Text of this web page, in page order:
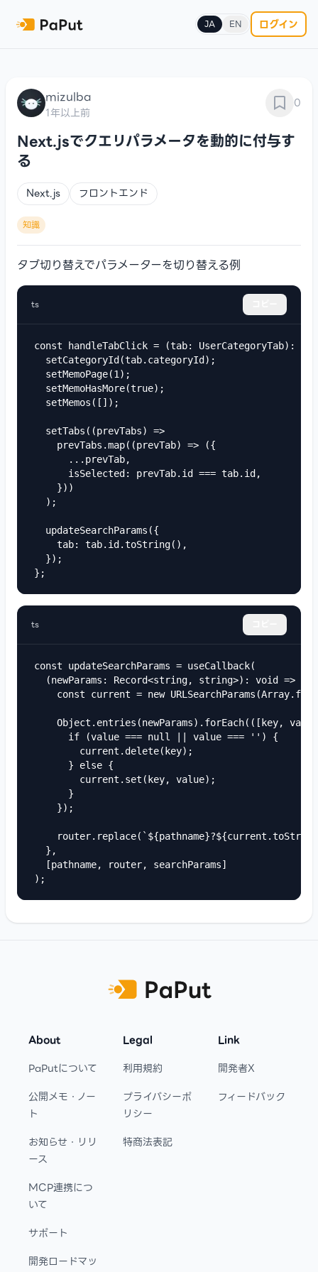
JA EN ログイン
mizulba
1年以上前
0
Next.jsでクエリパラメータを動的に付与す
る
Next.js フロントエンド
知識
タブ切り替えでパラメーターを切り替える例
ts
const handleTabClick = (tab: UserCategoryTab):
  setCategoryId(tab.categoryId);
  setMemoPage(1);
  setMemoHasMore(true);
  setMemos([]);
  setTabs((prevTabs) =>
    prevTabs.map((prevTab) => ({
      ...prevTab,
      isSelected: prevTab.id === tab.id,
    }))
  );
  updateSearchParams({
    tab: tab.id.toString(),
  });
};
ts
const updateSearchParams = useCallback(
  (newParams: Record<string, string>): void => {
const current = new
Object.entries(newParams).forEach(([key,
      if (value === null || value === '') {
        current.delete(key);
      } else {
        current.set(key, value);
      }
    });
  },
  [pathname, router, searchParams]
);
About
PaPutについて
公開メモ・ノー
ト
お知らせ・リリ
ース
MCP連携につ
いて
サポート
開発ロードマッ
Legal
利用規約
プライバシーポ
リシー
特商法表記
Link
開発者X
フィードバック